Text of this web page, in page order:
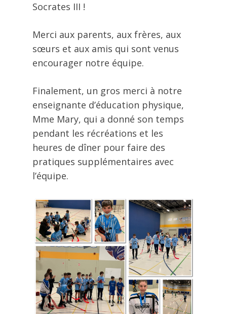
Socrates III !
Merci aux parents, aux frères, aux
sœurs et aux amis qui sont venus
encourager notre équipe.
Finalement, un gros merci à notre
enseignante d’éducation physique,
Mme Mary, qui a donné son temps
pendant les récréations et les
heures de dîner pour faire des
pratiques supplémentaires avec
l’équipe.